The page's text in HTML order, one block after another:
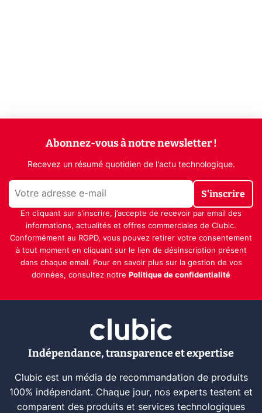
Abonnez-vous à notre newsletter !
Recevez un résumé quotidien de l'actu technologique.
S'inscrire
En cliquant sur s'inscrire, j’accepte de recevoir par email des
informations, actualités et offres commerciales de Clubic.
Conformément au RGPD, vous pouvez retirer votre consentement
à tout moment en cliquant sur le lien de désinscription présent
dans chaque email. Pour en savoir plus sur la gestion de vos
données, consultez notre Politique de confidentialité
Indépendance, transparence et expertise
Clubic est un média de recommandation de produits
100% indépendant. Chaque jour, nos experts testent et
comparent des produits et services technologiques